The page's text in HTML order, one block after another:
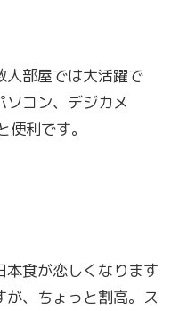
人部屋では大活躍で
コン、デジカメ
利です。
食が恋しくなります
、ちょっと割高。ス